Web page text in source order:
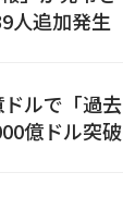
人追加発生
ルで「過去
億ドル突破